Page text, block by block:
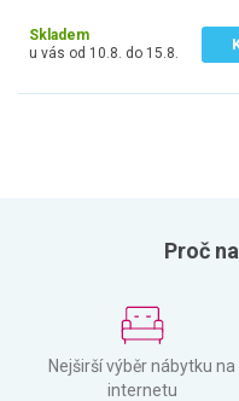
Skladem
u vás od 10.8. do 15.8.
Proč
Nejširší výběr nábytku na
internetu